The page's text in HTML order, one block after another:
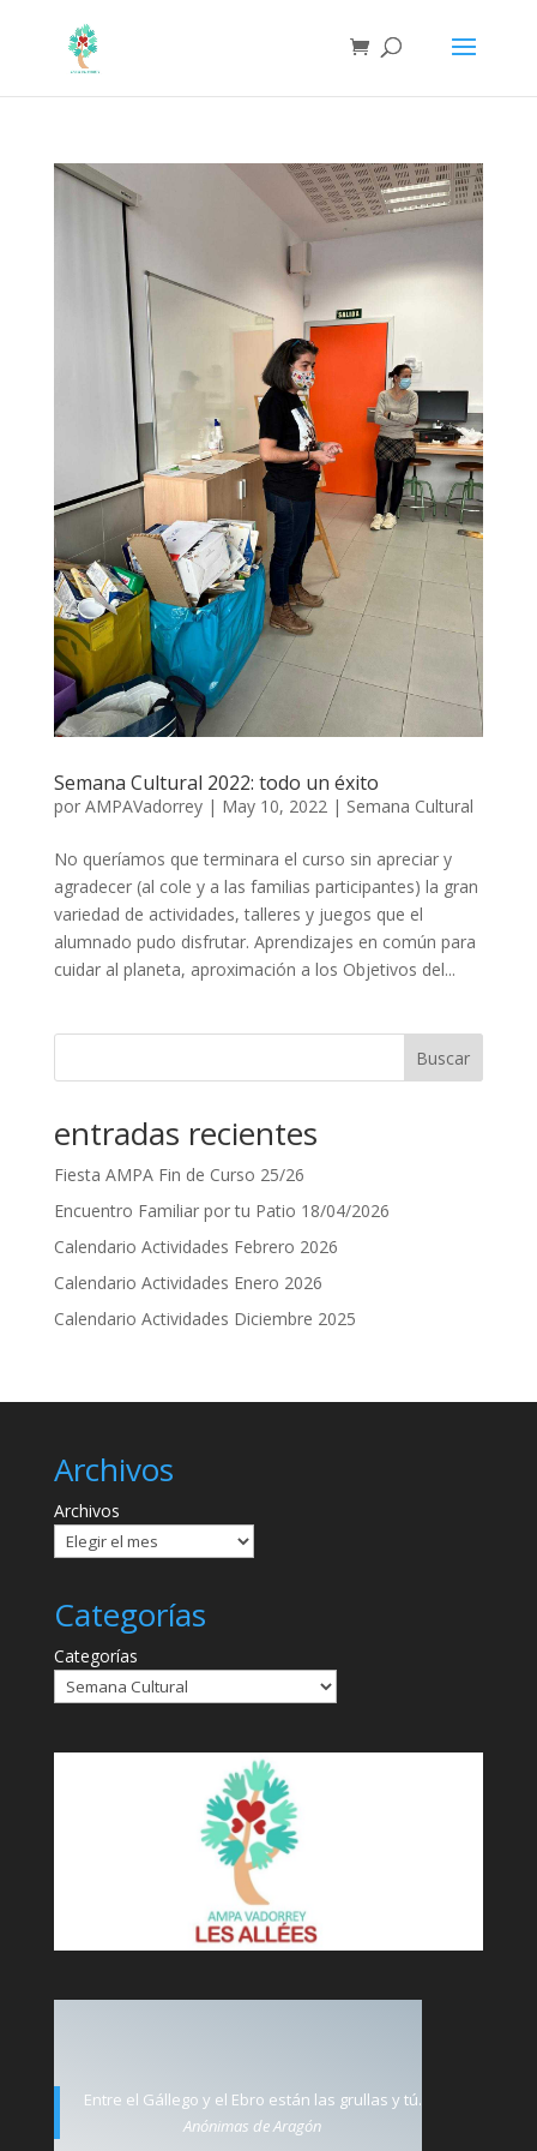
Semana Cultural 2022: todo un éxito
por AMPAVadorrey| May 10, 2022| Semana Cultural
No queríamos que terminara el curso sin apreciar y
agradecer (al cole y a las familias participantes) la gran
variedad de actividades, talleres y juegos que el
alumnado pudo disfrutar. Aprendizajes en común para
cuidar al planeta, aproximación a los Objetivos del...
Buscar
entradas recientes
Fiesta AMPA Fin de Curso 25/26
Encuentro Familiar por tu Patio 18/04/2026
Calendario Actividades Febrero 2026
Calendario Actividades Enero 2026
Calendario Actividades Diciembre 2025
Archivos
Archivos
Categorías
Categorías
Entre el Gállego y el Ebro están las grullas y tú.
Anónimas de Aragón